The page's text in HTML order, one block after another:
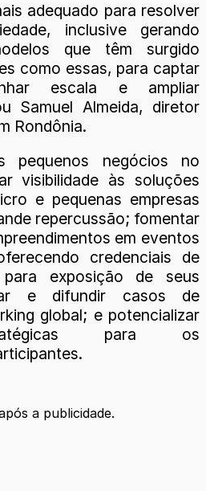
adequado para resolver
inclusive gerando
que têm surgido
como essas, para captar
escala e ampliar
Samuel Almeida, diretor
Rondônia.
pequenos negócios no
visibilidade às soluções
e pequenas empresas
repercussão; fomentar
em eventos
credenciais de
exposição de seus
e difundir casos de
global; e potencializar
para os
a publicidade.